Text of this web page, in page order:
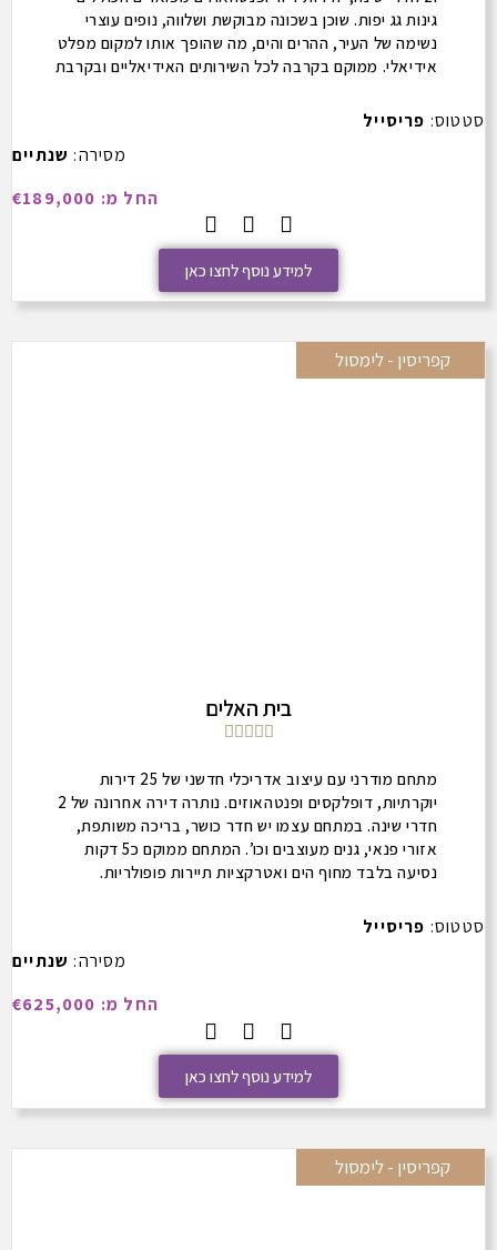
גינות גג יפות. שוכן בשכונה מבוקשת ושלווה, נופים עוצרי
נשימה של העיר, ההרים והים, מה שהופך אותו למקום מפלט
אידיאלי. ממוקם בקרבה לכל השירותים האידיאליים ובקרבת
סטטוס: פריסייל
מסירה: שנתיים
החל מ: €189,000
למידע נוסף לחצו כאן
קפריסין - לימסול
בית האלים





מתחם מודרני עם עיצוב אדריכלי חדשני של 25 דירות
יוקרתיות, דופלקסים ופנטהאוזים. נותרה דירה אחרונה של 2
חדרי שינה. במתחם עצמו יש חדר כושר, בריכה משותפת,
אזורי פנאי, גנים מעוצבים וכו’. המתחם ממוקם כ5 דקות
נסיעה בלבד מחוף הים ואטרקציות תיירות פופולריות.
סטטוס: פריסייל
מסירה: שנתיים
החל מ: €625,000
למידע נוסף לחצו כאן
קפריסין - לימסול